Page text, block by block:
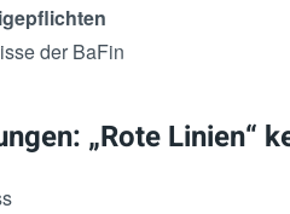
der BaFin
„Rote Linien“